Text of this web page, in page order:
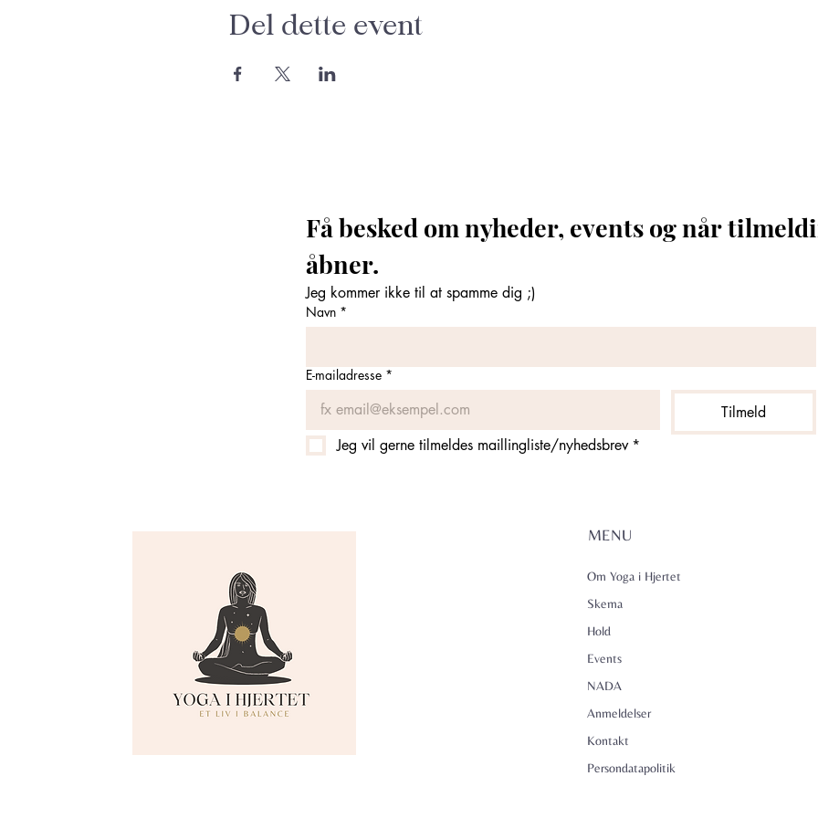
Del dette event
Få besked om nyheder, events og når
Jeg kommer ikke til at spamme dig ;)
Navn *
E-mailadresse *
Tilmeld
Jeg vil gerne tilmeldes maillingliste/nyhedsbrev *
MENU
Om Yoga i Hjertet
Skema
Hold
Events
NADA
Anmeldelser
Kontakt
Persondatapolitik